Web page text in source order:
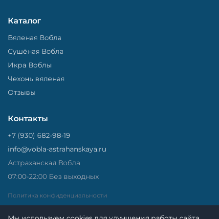
Каталог
Вяленая Вобла
Сушёная Вобла
Икра Воблы
Чехонь вяленая
Отзывы
Контакты
+7 (930) 682-98-19
info@vobla-astrahanskaya.ru
Астраханская Вобла
07:00-22:00 Без выходных
Политика конфиденциальности